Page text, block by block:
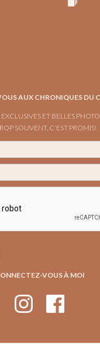
AUX CHRONIQUES DU
ET BELLES
SOUVENT, C'EST PROMIS!
VOUS À MOI